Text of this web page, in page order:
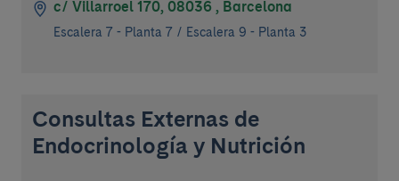
c/ Villarroel 170, 08036 , Barcelona
Escalera 7 - Planta 7 / Escalera 9 - Planta 3
Consultas Externas de
Endocrinología y Nutrición